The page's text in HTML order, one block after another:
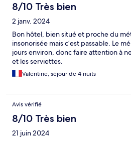
8/10 Très bien
2 janv. 2024
Bon hôtel, bien situé et proche du
insonorisée mais c’est passable. Le
jours environ, donc faire attention à
et les serviettes.
Valentine, séjour de 4 nuits
Avis vérifié
8/10 Très bien
21 juin 2024